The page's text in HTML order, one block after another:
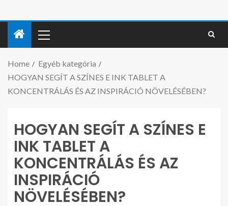
Home
Egyéb kategória
HOGYAN SEGÍT A SZÍNES E INK TABLET A
KONCENTRÁLÁS ÉS AZ INSPIRÁCIÓ NÖVELÉSÉBEN?
HOGYAN SEGÍT A SZÍNES E
INK TABLET A
KONCENTRÁLÁS ÉS AZ
INSPIRÁCIÓ
NÖVELÉSÉBEN?